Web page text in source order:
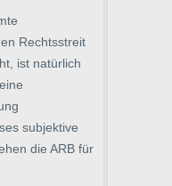
Rechtsstreit
ist natürlich
subjektive
die ARB für